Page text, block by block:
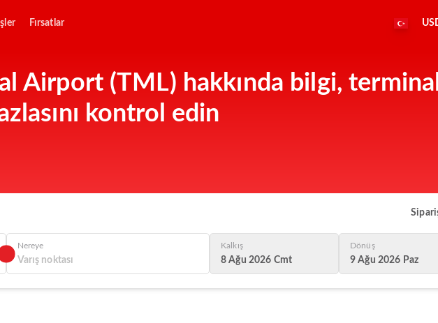
Fırsatlar
Airport (TML) hakkında bilgi,
kontrol edin
Nereye Kalkış
8 Ağu 2026 Cmt
Dönüş
9 Ağu 2026 Paz